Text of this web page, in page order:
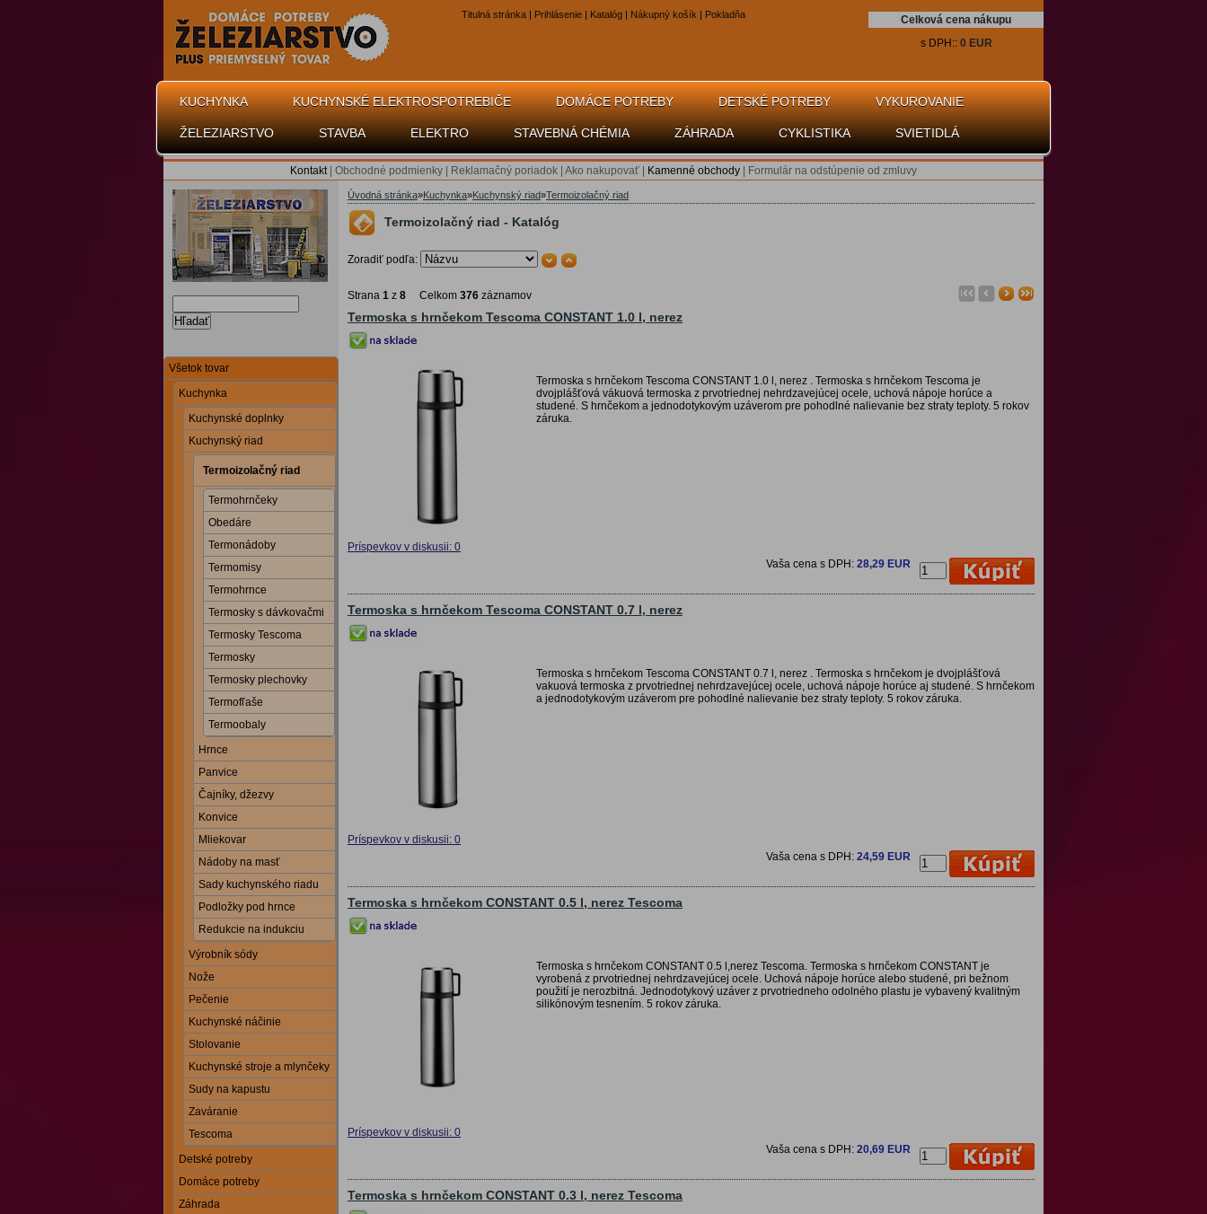
Titulná stránka | Prihlásenie | Katalóg | Nákupný košík | Pokladňa
Celková cena nákupu
s DPH:: 0 EUR
KUCHYNKA KUCHYNSKÉ ELEKTROSPOTREBIČE DOMÁCE POTREBY DETSKÉ POTREBY VYKUROVANIE
ŽELEZIARSTVO STAVBA ELEKTRO STAVEBNÁ CHÉMIA ZÁHRADA CYKLISTIKA SVIETIDLÁ
Kontakt| Obchodné podmienky Reklamačný poriadok Ako nakupovať Kamenné obchody Formulár na odstúpenie od zmluvy
Hľadať
Všetok tovar
Kuchynka
Kuchynské doplnky
Kuchynský riad
Termoizolačný riad
Termohrnčeky
Obedáre
Termonádoby
Termomisy
Termohrnce
Termosky s dávkovačmi
Termosky Tescoma
Termosky
Termosky plechovky
Termofľaše
Termoobaly
Hrnce
Panvice
Čajníky, džezvy
Konvice
Mliekovar
Nádoby na masť
Sady kuchynského riadu
Podložky pod hrnce
Redukcie na indukciu
Výrobník sódy
Nože
Pečenie
Kuchynské náčinie
Stolovanie
Kuchynské stroje a mlynčeky
Sudy na kapustu
Zaváranie
Tescoma
Detské potreby
Domáce potreby
Záhrada
Úvodná stránka»Kuchynka»Kuchynský riad»Termoizolačný riad
Termoizolačný riad - Katalóg
Zoradiť podľa:
Strana 1 z 8 Celkom 376 záznamov
Termoska s hrnčekom Tescoma CONSTANT 1.0 l, nerez
Termoska s hrnčekom Tescoma CONSTANT 1.0 l, nerez . Termoska s hrnčekom Tescoma je
dvojplášťová vákuová termoska z prvotriednej nehrdzavejúcej ocele, uchová nápoje horúce a
studené. S hrnčekom a jednodotykovým uzáverom pre pohodlné nalievanie bez straty teploty. 5 rokov
záruka.
Príspevkov v diskusii: 0
Vaša cena s DPH: 28,29 EUR
Termoska s hrnčekom Tescoma CONSTANT 0.7 l, nerez
Termoska s hrnčekom Tescoma CONSTANT 0.7 l, nerez . Termoska s hrnčekom je dvojplášťová
vakuová termoska z prvotriednej nehrdzavejúcej ocele, uchová nápoje horúce aj studené. S hrnčekom
a jednodotykovým uzáverom pre pohodlné nalievanie bez straty teploty. 5 rokov záruka.
Príspevkov v diskusii: 0
Vaša cena s DPH: 24,59 EUR
Termoska s hrnčekom CONSTANT 0.5 l, nerez Tescoma
Termoska s hrnčekom CONSTANT 0.5 l,nerez Tescoma. Termoska s hrnčekom CONSTANT je
vyrobená z prvotriednej nehrdzavejúcej ocele. Uchová nápoje horúce alebo studené, pri bežnom
použití je nerozbitná. Jednodotykový uzáver z prvotriedneho odolného plastu je vybavený kvalitným
silikónovým tesnením. 5 rokov záruka.
Príspevkov v diskusii: 0
Vaša cena s DPH: 20,69 EUR
Termoska s hrnčekom CONSTANT 0.3 l, nerez Tescoma